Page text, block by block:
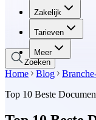
Zakelijk
Tarieven
Meer
Zakelijk
Tarieven
Zoeken
Home Blog
Top 10 Beste